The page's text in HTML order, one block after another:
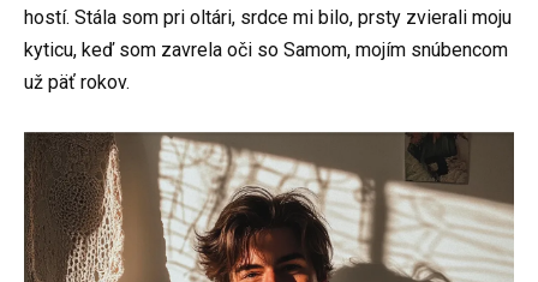
hostí. Stála som pri oltári, srdce mi bilo, prsty zvierali moju
kyticu, keď som zavrela oči so Samom, mojím snúbencom
už päť rokov.